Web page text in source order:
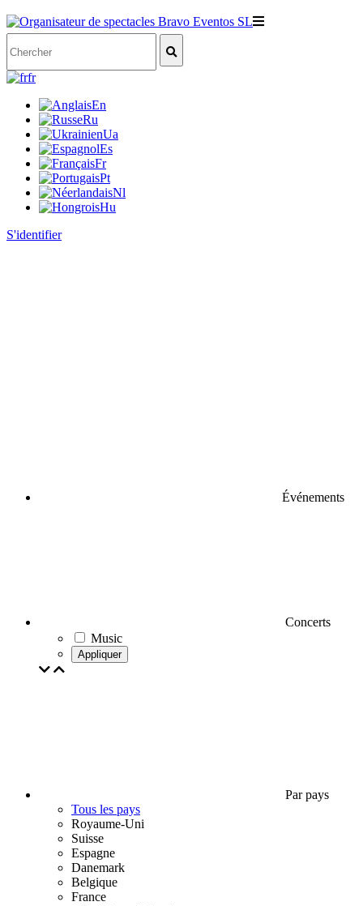
fr
En
Ru
Ua
Es
Fr
Pt
Nl
Hu
S'identifier
Événements
Concerts
Music
Appliquer
Par pays
Tous les pays
Royaume-Uni
Suisse
Espagne
Danemark
Belgique
France